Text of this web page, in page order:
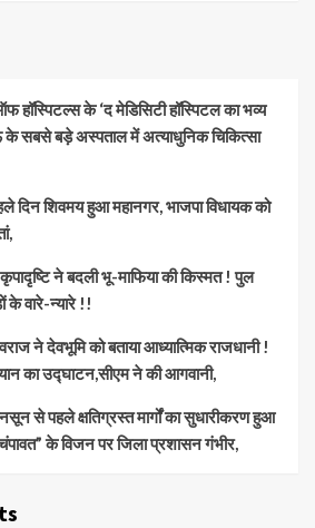
हॉस्पिटल्स के ‘द मेडिसिटी हॉस्पिटल का भव्य
सबसे बड़े अस्पताल में अत्याधुनिक चिकित्सा
शिवमय हुआ महानगर, भाजपा विधायक को
ने बदली भू-माफिया की किस्मत ! पुल
के वारे-न्यारे !!
ने देवभूमि को बताया आध्यात्मिक राजधानी !
का उद्घाटन,सीएम ने की आगवानी,
से पहले क्षतिग्रस्त मार्गों का सुधारीकरण हुआ
के विजन पर जिला प्रशासन गंभीर,